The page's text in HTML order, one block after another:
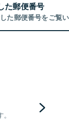
た郵便番号
た郵便番号をご覧い